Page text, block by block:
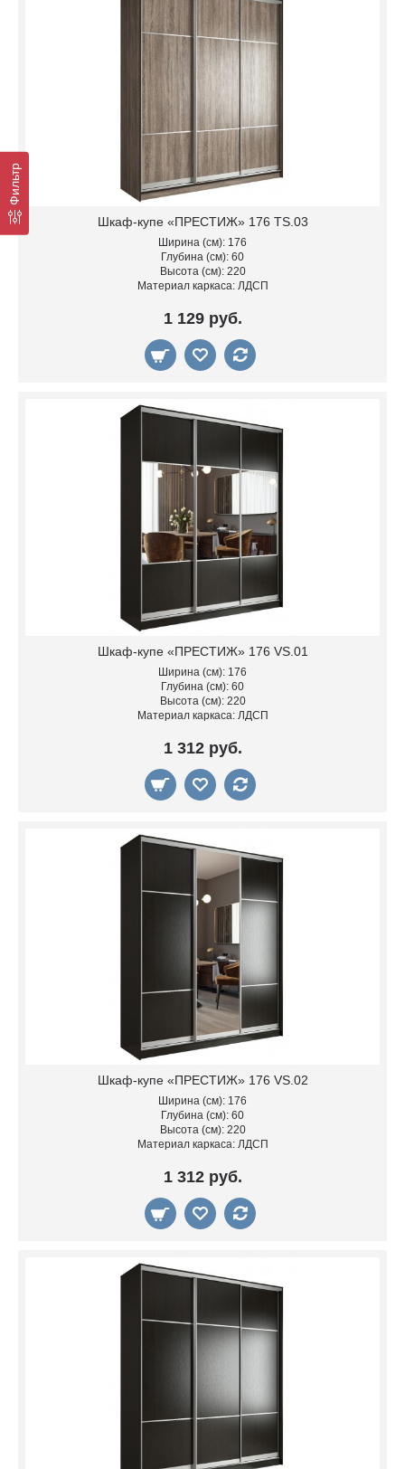
Фильтр
Шкаф-купе «ПРЕСТИЖ» 176 TS.03
Ширина (см): 176
Глубина (см): 60
Высота (см): 220
Материал каркаса: ЛДСП
1 129 руб.
Шкаф-купе «ПРЕСТИЖ» 176 VS.01
Ширина (см): 176
Глубина (см): 60
Высота (см): 220
Материал каркаса: ЛДСП
1 312 руб.
Шкаф-купе «ПРЕСТИЖ» 176 VS.02
Ширина (см): 176
Глубина (см): 60
Высота (см): 220
Материал каркаса: ЛДСП
1 312 руб.